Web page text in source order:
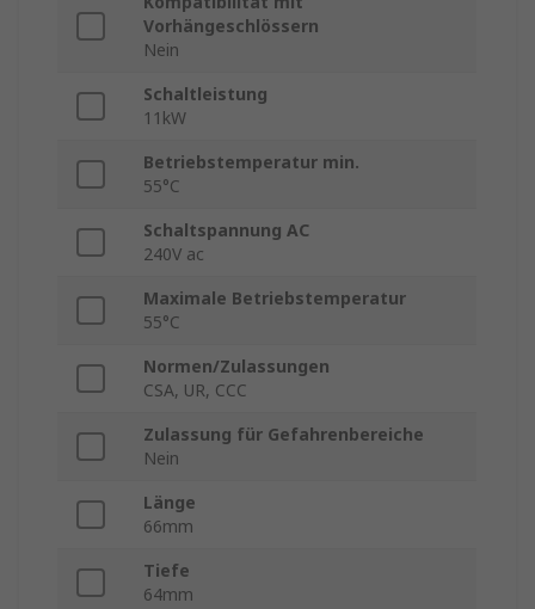
Vorhängeschlössern
Nein
Schaltleistung
11kW
Betriebstemperatur min.
55°C
Schaltspannung AC
240V ac
Maximale Betriebstemperatur
55°C
Normen/Zulassungen
CSA, UR, CCC
Zulassung für Gefahrenbereiche
Nein
Länge
66mm
Tiefe
64mm